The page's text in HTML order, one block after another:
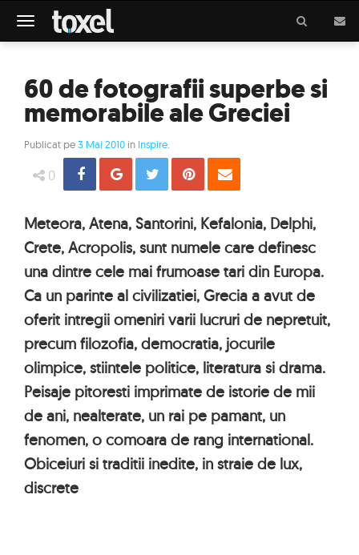
Meniu
60 de fotografii superbe si
memorabile ale Greciei
Publicat pe3 Mai 2010 in Inspire
0 Share Distribuie
Tweet Pin
Meteora, Atena, Santorini, Kefalonia, Delphi,
Crete, Acropolis, sunt numele care definesc
una dintre cele mai frumoase tari din Europa.
Ca un parinte al civilizatiei, Grecia a avut de
oferit intregii omeniri varii lucruri de nepretuit,
precum filozofia, democratia, jocurile
olimpice, stiintele politice, literatura si drama.
Peisaje pitoresti imprimate de istorie de mii
de ani, nealterate, un rai pe pamant, un
fenomen, o comoara de rang international.
Obiceiuri si traditii inedite, in straie de lux,
discrete